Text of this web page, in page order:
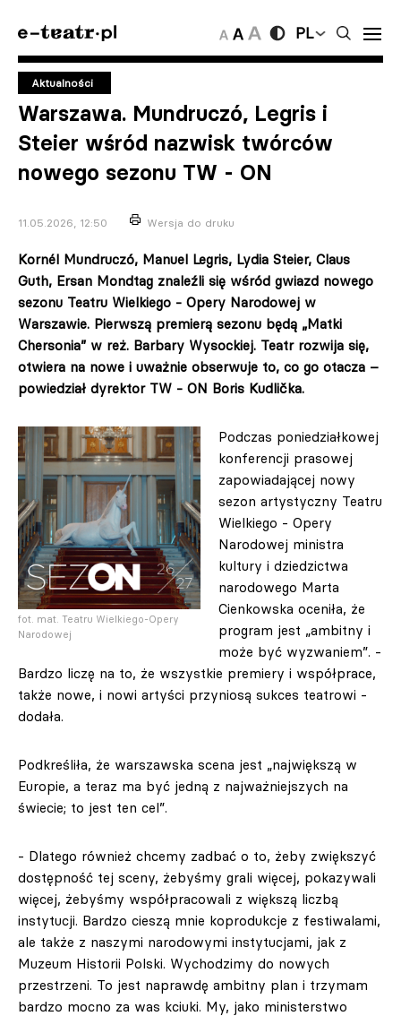
PL
Aktualności
Warszawa. Mundruczó, Legris i
Steier wśród nazwisk twórców
nowego sezonu TW - ON
11.05.2026, 12:50 Wersja do druku
Kornél Mundruczó, Manuel Legris, Lydia Steier, Claus
Guth, Ersan Mondtag znaleźli się wśród gwiazd nowego
sezonu Teatru Wielkiego - Opery Narodowej w
Warszawie. Pierwszą premierą sezonu będą „Matki
Chersonia” w reż. Barbary Wysockiej. Teatr rozwija się,
otwiera na nowe i uważnie obserwuje to, co go otacza –
powiedział dyrektor TW - ON Boris Kudlička.
fot. mat. Teatru Wielkiego-Opery
Narodowej
Podczas poniedziałkowej
konferencji prasowej
zapowiadającej nowy
sezon artystyczny Teatru
Wielkiego - Opery
Narodowej ministra
kultury i dziedzictwa
narodowego Marta
Cienkowska oceniła, że
program jest „ambitny i
może być wyzwaniem”. -
Bardzo liczę na to, że wszystkie premiery i współprace,
także nowe, i nowi artyści przyniosą sukces teatrowi -
dodała.
Podkreśliła, że warszawska scena jest „największą w
Europie, a teraz ma być jedną z najważniejszych na
świecie; to jest ten cel”.
- Dlatego również chcemy zadbać o to, żeby zwiększyć
dostępność tej sceny, żebyśmy grali więcej, pokazywali
więcej, żebyśmy współpracowali z większą liczbą
instytucji. Bardzo cieszą mnie koprodukcje z festiwalami,
ale także z naszymi narodowymi instytucjami, jak z
Muzeum Historii Polski. Wychodzimy do nowych
przestrzeni. To jest naprawdę ambitny plan i trzymam
bardzo mocno za was kciuki. My, jako ministerstwo